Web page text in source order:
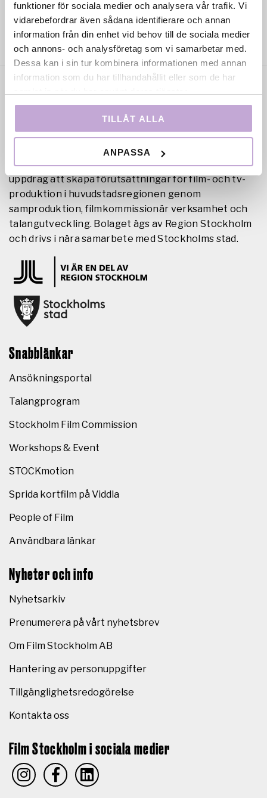
funktioner för sociala medier och analysera vår trafik. Vi
vidarebefordrar även sådana identifierare och annan
information från din enhet vid behov till de sociala medier
och annons- och analysföretag som vi samarbetar med.
Dessa kan i sin tur kombinera informationen med annan
information som du har tillhandahållit eller som de har
TILLÅT ALLA
ANPASSA
Film Stockholm AB är en regional filmfond med
uppdrag att skapa förutsättningar för film- och tv-
produktion i huvudstadsregionen genom
samproduktion, filmkommissionär verksamhet och
talangutveckling. Bolaget ägs av Region Stockholm
och drivs i nära samarbete med Stockholms stad.
Snabblänkar
Ansökningsportal
Talangprogram
Stockholm Film Commission
Workshops & Event
STOCKmotion
Sprida kortfilm på Viddla
People of Film
Användbara länkar
Nyheter och info
Nyhetsarkiv
Prenumerera på vårt nyhetsbrev
Om Film Stockholm AB
Hantering av personuppgifter
Tillgänglighetsredogörelse
Kontakta oss
Film Stockholm i sociala medier